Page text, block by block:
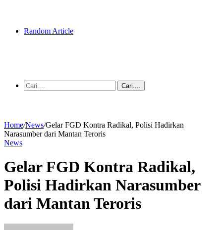
Random Article
Cari....
Home/News/Gelar FGD Kontra Radikal, Polisi Hadirkan
Narasumber dari Mantan Teroris
News
Gelar FGD Kontra Radikal,
Polisi Hadirkan Narasumber
dari Mantan Teroris